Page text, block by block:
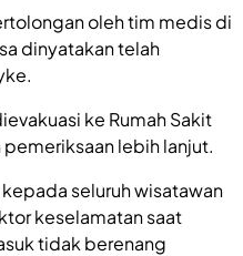
oleh tim medis di
dinyatakan telah
ke Rumah Sakit
lebih lanjut.
seluruh wisatawan
keselamatan saat
tidak berenang